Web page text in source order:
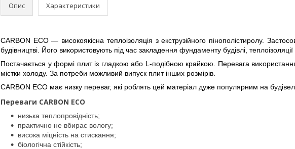
Опис Характеристики
CARBON ECO — високоякісна теплоізоляція з екструзійного пінополістиролу.
будівництві. Його використовують під час закладення фундаменту будівлі, теплоізоляції
Постачається у формі плит із гладкою або L-подібною крайкою. Перевага
містки холоду. За потреби можливий випуск плит інших розмірів.
CARBON ECO має низку переваг, які роблять цей матеріал дуже популярним на
Переваги CARBON ECO
низька теплопровідність;
практично не вбирає вологу;
висока міцність на стискання;
біологічна стійкість;